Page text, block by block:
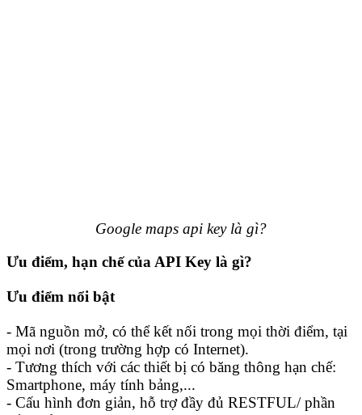
Google maps api key là gì?
Ưu điểm, hạn chế của API Key là gì?
Ưu điểm nổi bật
- Mã nguồn mở, có thể kết nối trong mọi thời điểm, tại
mọi nơi (trong trường hợp có Internet).
- Tương thích với các thiết bị có băng thông hạn chế:
Smartphone, máy tính bảng,...
- Cấu hình đơn giản, hỗ trợ đầy đủ RESTFUL/ phần